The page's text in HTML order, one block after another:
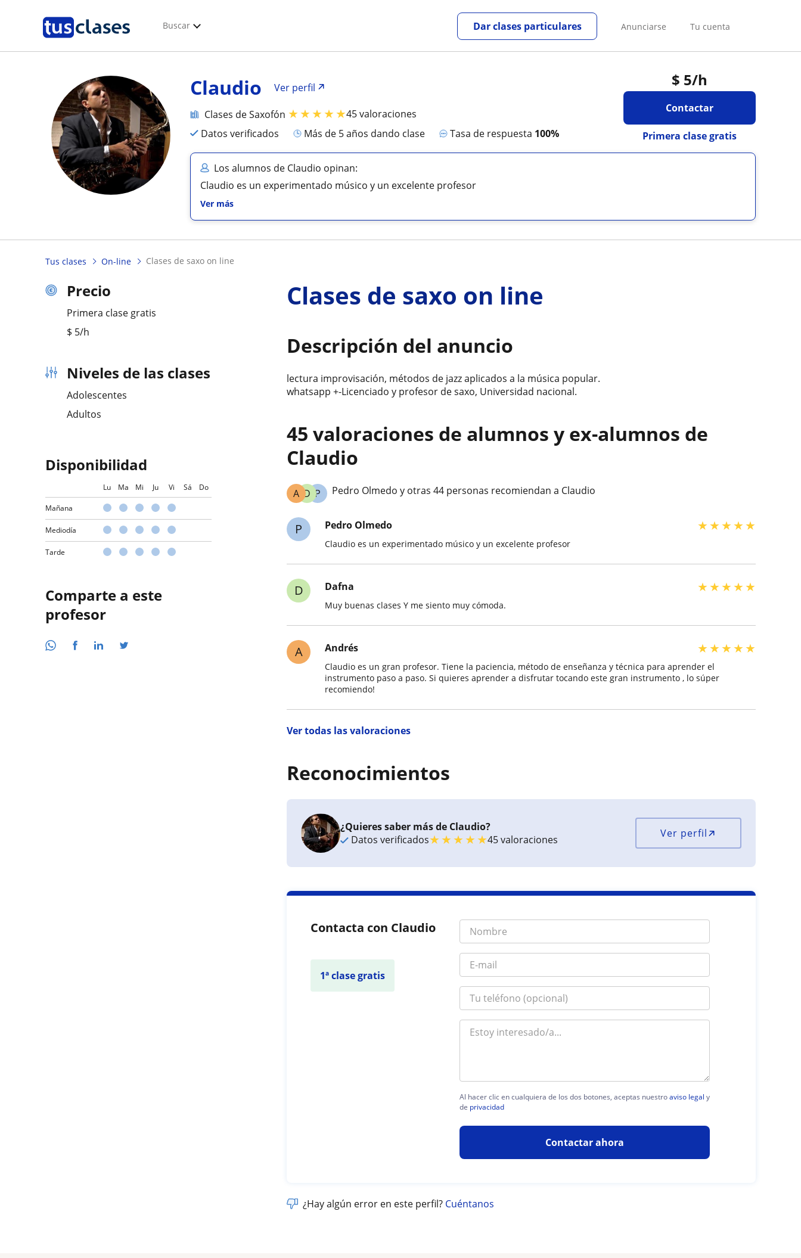
Buscar Anunciarse Tu cuenta
Dar clases particulares
$ 5/h
Contactar
Primera clase gratis
Claudio Ver perfil
Clases de Saxofón ★★★★★45 valoraciones
Datos verificados
más de 5 años dando clase Tasa de respuesta 100%
Los alumnos de Claudio opinan:
Claudio es un experimentado músico y un excelente profesor
Ver más
Tus clases On-line clases de saxo on line
Precio
Primera clase gratis
$ 5/h
Niveles de las clases
Adolescentes
Adultos
Disponibilidad
Lu Ma Mi Ju Vi Sá Do
Mañana
Mediodía
Tarde
Comparte a este
profesor
Clases de saxo on line
Descripción del anuncio
lectura improvisación, métodos de jazz aplicados a la música popular.
whatsapp +-Licenciado y profesor de saxo, Universidad nacional.
45 valoraciones de alumnos y ex-alumnos de
Claudio
P
D
A Pedro Olmedo y otras 44 personas recomiendan a Claudio
P Pedro Olmedo ★★★★★
Claudio es un experimentado músico y un excelente profesor
D Dafna ★★★★★
Muy buenas clases Y me siento muy cómoda.
A Andrés ★★★★★
Claudio es un gran profesor. Tiene la paciencia, método de enseñanza y técnica para aprender el
instrumento paso a paso. Si quieres aprender a disfrutar tocando este gran instrumento , lo súper
recomiendo!
Ver todas las valoraciones
Reconocimientos
¿Quieres saber más de Claudio?
Datos verificados★★★★★45 valoraciones Ver perfil
Contacta con Claudio
1ª clase gratis
Al hacer clic en cualquiera de los dos botones, aceptas nuestroaviso legal y
de privacidad
Contactar ahora
¿Hay algún error en este perfil? Cuéntanos